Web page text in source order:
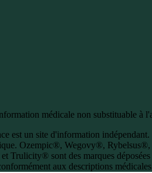
médicale non substituable à
est un site d'information
Ozempic®, Wegovy®,
Trulicity® sont des marques
aux descriptions